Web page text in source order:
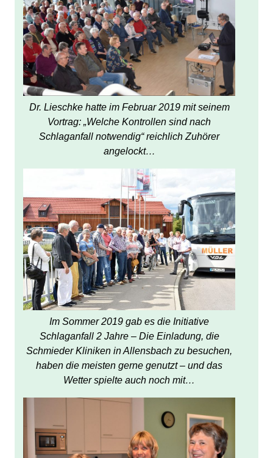
Dr. Lieschke hatte im Februar 2019 mit seinem
Vortrag: „Welche Kontrollen sind nach
Schlaganfall notwendig“ reichlich Zuhörer
angelockt…
Im Sommer 2019 gab es die Initiative
Schlaganfall 2 Jahre – Die Einladung, die
Schmieder Kliniken in Allensbach zu besuchen,
haben die meisten gerne genutzt – und das
Wetter spielte auch noch mit…